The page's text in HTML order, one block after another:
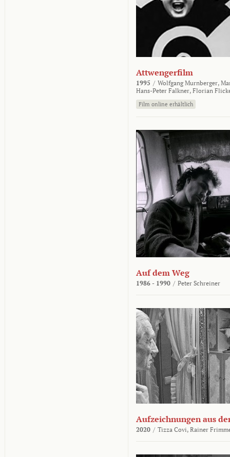
Attwengerfilm
1995 / Wolfgang Murnberger,
Hans-Peter Falkner, Florian
Film online erhältlich
Auf dem Weg
1986 - 1990 / Peter Schreiner
Aufzeichnungen aus
2020 / Tizza Covi, Rainer